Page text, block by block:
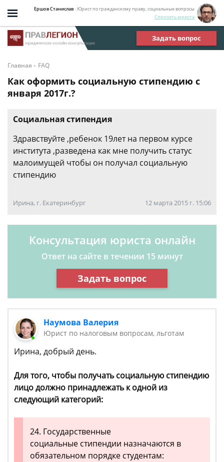
Ершов Станислав- Юрист по гражданскому праву, социальные вопросы
Спросить юриста
Задать вопрос
Главная - FAQ
Как оформить социальную стипендию с
января 2017г.?
Социальная стипендия
Здравствуйте ,ребенок 19лет на первом курсе
института ,разведена как мне получить статус
малоимущей чтобы он получал социальную
стипендию
Ирина, г. Екатеринбург 12 марта 2015 г. 15:06
Консультация юриста онлайн
Ответ на сайте в течении 15 минут
Задать вопрос
Наумова Валерия
Юрист по налоговым вопросам, льготам
Ирина, добрый день.
Для того, чтобы получать социальную стипендию
лицо должно принадлежать к одной из
следующий категорий:
24. Государственные
социальные стипендии назначаются в
обязательном порядке студентам: